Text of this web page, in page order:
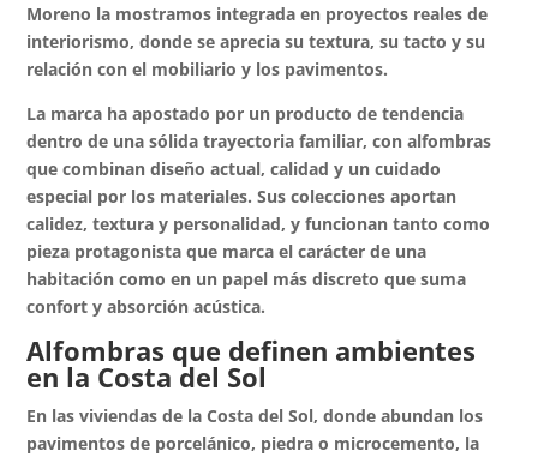
Moreno la mostramos integrada en proyectos reales de
interiorismo, donde se aprecia su textura, su tacto y su
relación con el mobiliario y los pavimentos.
La marca ha apostado por un producto de tendencia
dentro de una sólida trayectoria familiar, con alfombras
que combinan diseño actual, calidad y un cuidado
especial por los materiales. Sus colecciones aportan
calidez, textura y personalidad, y funcionan tanto como
pieza protagonista que marca el carácter de una
habitación como en un papel más discreto que suma
confort y absorción acústica.
Alfombras que definen ambientes
en la Costa del Sol
En las viviendas de la Costa del Sol, donde abundan los
pavimentos de porcelánico, piedra o microcemento, la